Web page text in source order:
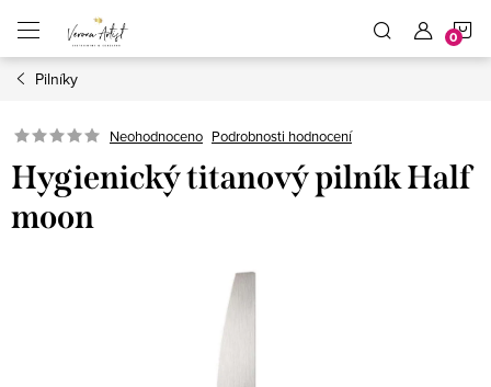
obsah
Pilníky
Neohodnoceno Podrobnosti hodnocení
Hygienický titanový pilník Half
moon